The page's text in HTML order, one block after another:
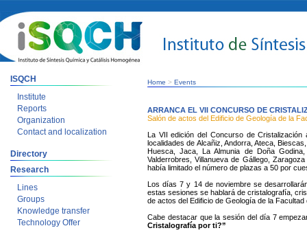
ISQCH
Institute
Reports
Organization
Contact and localization
Directory
Research
Lines
Groups
Knowledge transfer
Technology Offer
Home > Events
ARRANCA EL VII CONCURSO DE
Salón de actos del Edificio de Geología de la
La VII edición del Concurso de
localidades de Alcañiz, Andorra, Ateca,
Huesca, Jaca, La Almunia de Doña
Valderrobres, Villanueva de Gállego,
había limitado el número de plazas a 50 por
Los días 7 y 14 de noviembre se
estas sesiones se hablará de cristalografía,
de actos del Edificio de Geología de la
Cabe destacar que la sesión del día 7
Cristalografía por ti?”